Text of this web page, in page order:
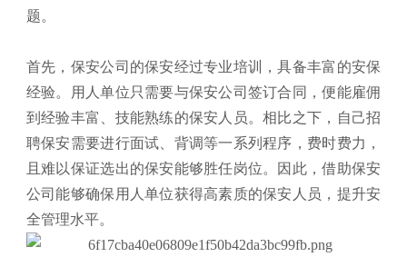
题。
首先，保安公司的保安经过专业培训，具备丰富的安保
经验。用人单位只需要与保安公司签订合同，便能雇佣
到经验丰富、技能熟练的保安人员。相比之下，自己招
聘保安需要进行面试、背调等一系列程序，费时费力，
且难以保证选出的保安能够胜任岗位。因此，借助保安
公司能够确保用人单位获得高素质的保安人员，提升安
全管理水平。